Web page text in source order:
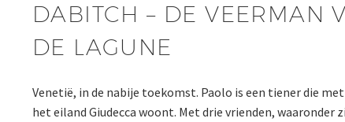
DABITCH – DE VEERMAN
DE LAGUNE
Venetië, in de nabije toekomst. Paolo is een tiener die met
het eiland Giudecca woont. Met drie vrienden, waaronder